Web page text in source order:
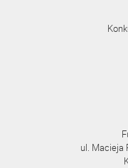
ul. Macieja